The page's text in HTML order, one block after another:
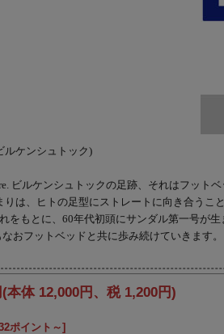
ルケンシュトック)
ビルケンシュトックの足跡、それはフッ
りは、ヒトの足型にストレートに向き合う
をもとに、60年代初頭にサンダル第一号が
おフットベッドと共に歩み続けていきます。
(本体 12,000円、税 1,200円)
ポイント～]